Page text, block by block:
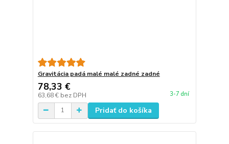
Gravitácia padá malé malé zadné zadné
78,33 €
63,68 € bez DPH 3-7 dní
Pridať do košíka